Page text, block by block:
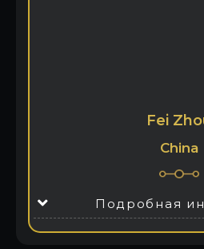
Fei
China
Подробная